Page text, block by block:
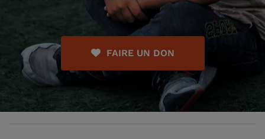
FAIRE UN DON